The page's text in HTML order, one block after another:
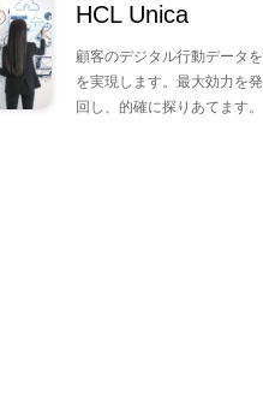
HCL Unica
顧客のデジタル行動データ
を実現します。最大効力を
回し、的確に探りあてます。